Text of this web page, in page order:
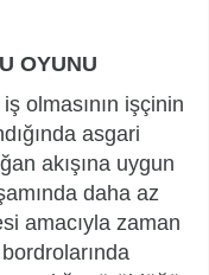
OYUNU
olmasının işçinin
asgari
akışına uygun
daha az
amacıyla zaman